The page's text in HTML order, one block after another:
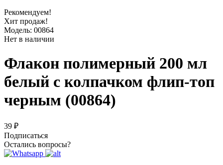
Рекомендуем!
Хит продаж!
Модель: 00864
Нет в наличии
Флакон полимерный 200 мл
белый с колпачком флип-топ
черным (00864)
39 ₽
Подписаться
Остались вопросы?